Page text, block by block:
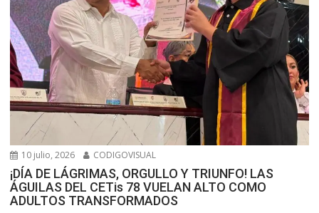
10 julio, 2026 CODIGOVISUAL
¡DÍA DE LÁGRIMAS, ORGULLO Y TRIUNFO! LAS
ÁGUILAS DEL CETis 78 VUELAN ALTO COMO
ADULTOS TRANSFORMADOS